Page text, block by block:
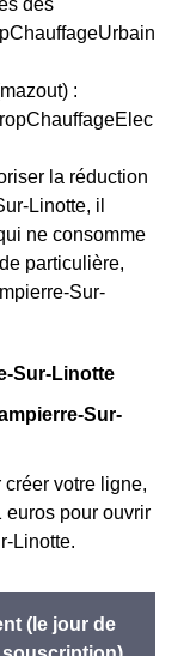
des
:
la réduction
Linotte, il
ne consomme
particulière,
Sur-
Sur-Linotte
Sur-
votre ligne,
euros pour ouvrir
Linotte.